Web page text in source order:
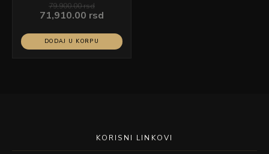
79,900.00rsd
71,910.00 rsd
DODAJ U KORPU
KORISNI LINKOVI